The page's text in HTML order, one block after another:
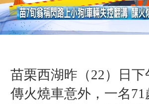
苗栗西湖昨（22）日下
傳火燒車意外，一名71